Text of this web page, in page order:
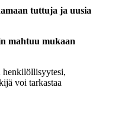
tuttuja ja uusia
mahtuu mukaan
henkilöllisyytesi,
voi tarkastaa